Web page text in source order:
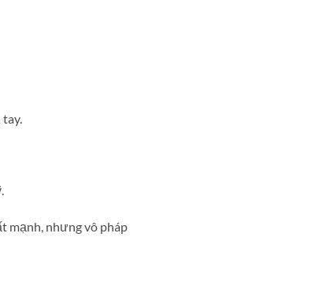
mạnh, nhưng vô pháp